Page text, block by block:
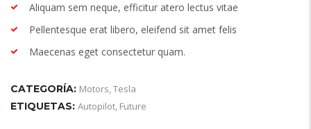
Aliquam sem neque, efficitur atero lectus vitae
Pellentesque erat libero, eleifend sit amet felis
Maecenas eget consectetur quam.
CATEGORÍA: Motors,Tesla
ETIQUETAS: Autopilot, Future